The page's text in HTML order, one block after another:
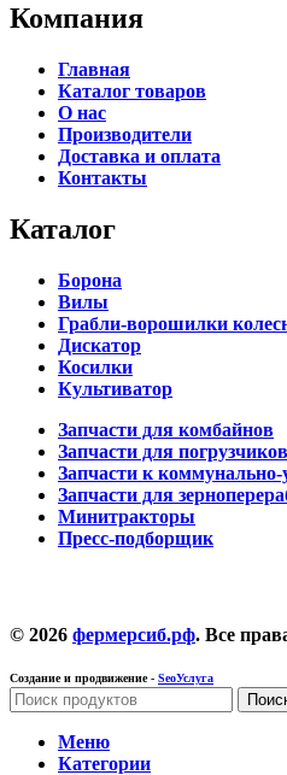
Компания
Главная
Каталог товаров
О нас
Производители
Доставка и оплата
Контакты
Каталог
Борона
Вилы
Грабли-ворошилки
Дискатор
Косилки
Культиватор
Запчасти для комбайнов
Запчасти для погрузчиков
Запчасти к коммунально-
Запчасти для
Минитракторы
Пресс-подборщик
© 2026 фермерсиб.рф. Все
Создание и продвижение - SeoУслуга
Меню
Категории